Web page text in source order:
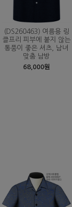
(DS260463) 여름용 링
클프리 피부에 붙지 않는
통풍이 좋은 셔츠, 남녀
맞춤 남방
68,000원